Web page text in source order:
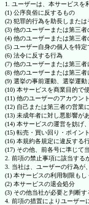
1. ユーザーは、本サービスを
(1) 公序良俗に反するもの
(2) 犯罪的行為を助長しまた
(3) 他のユーザーまたは第三
(4) 他のユーザーまたは第三
(5) ユーザー自身の個人を特
(6) 法令に反する行為
(7) 他のユーザーまたは第三
(8) 他のユーザーまたは第三
(9) 選挙の事前運動、選挙運
(10) 本サービスを商業目的で
(11) 他のユーザーのアカウン
(12) 自己または第三者の営業
(13) 未成年者に対し悪影響が
(14) 本サービスの運営を妨げ
(15) 転売・買い回り・ポイン
(16) 本規約各規定に違反する
(17) その他、前各号に準じて
2. 前項の禁止事項に該当する
3. 当社は、ユーザーの行為が
(1) 本サービスの利用制限もし
(2) 本サービスの退会処分
(3) その他当社が必要と判断す
4. 前項の措置によりユーザー